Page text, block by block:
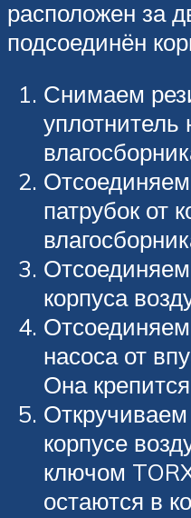
расположен за
подсоединён
Снимаем
уплотнитель
патрубок от
Отсоединяем
корпуса
Отсоединяем
насоса от
Она
корпусе
ключом
остаются в